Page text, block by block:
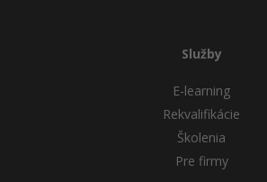
Služby
E-learning
Rekvalifikácie
Školenia
Pre firmy